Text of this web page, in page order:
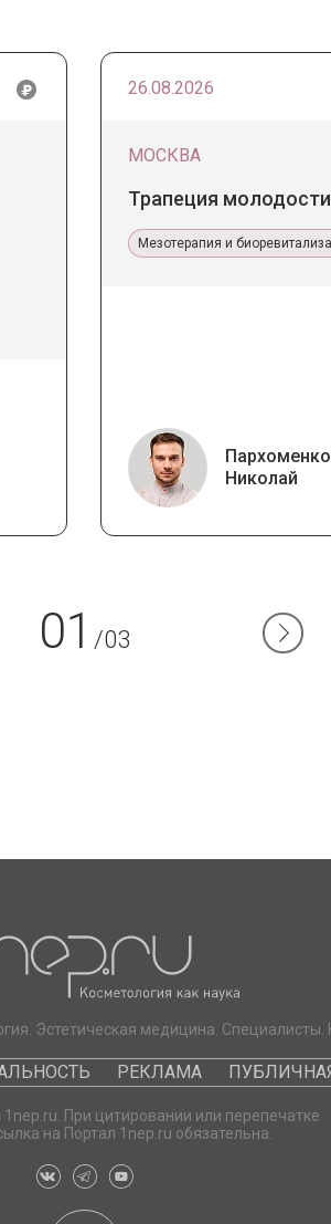
26.08.2026
МОСКВА
Трапеция молодости
Мезотерапия и
Пархоменко
Николай
01 /03
Эстетическая медицина. Специалисты.
РЕКЛАМА
При цитировании или перепечатке
на Портал 1nep.ru обязательна.